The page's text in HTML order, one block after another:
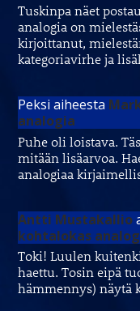
Tuskinpa näet
analogia on
kirjoittanut,
kategoriavirhe ja
Peksi aiheesta
analogia
Puhe oli loistava.
mitään lisäarvoa.
analogiaa
Antti Mustakallio
kohtalokas
Toki! Luulen
haettu. Tosin eipä
hämmennys) näytä